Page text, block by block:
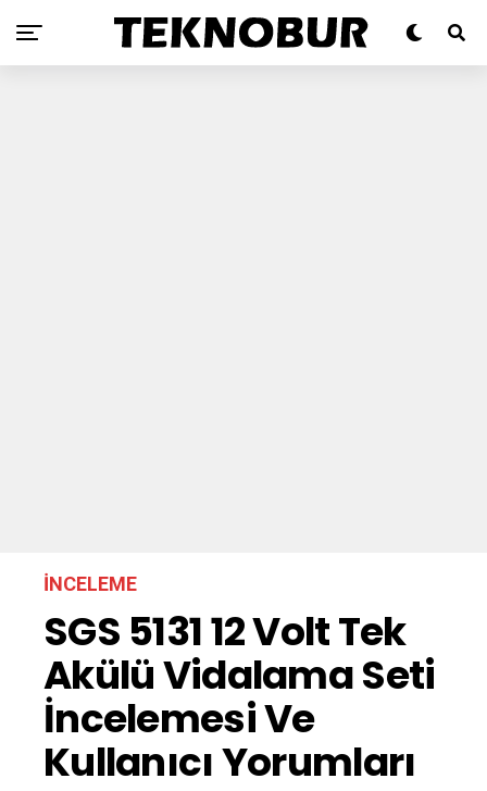
İNCELEME
SGS 5131 12 Volt Tek
Akülü Vidalama Seti
İncelemesi Ve
Kullanıcı Yorumları